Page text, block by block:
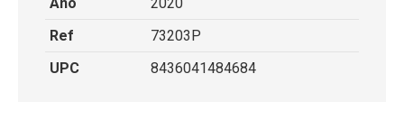
Ref
73203P
UPC
8436041484684